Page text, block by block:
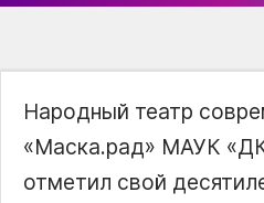
Народный театр
«Маска.рад» МАУК
отметил свой